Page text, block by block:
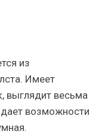
из
Имеет
выглядит весьма
дает возможности